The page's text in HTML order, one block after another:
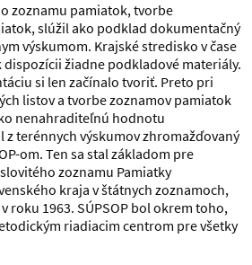
zoznamu pamiatok, tvorbe
slúžil ako podklad dokumentačný
výskumom. Krajské stredisko v čase
žiadne podkladové materiály.
si len začínalo tvoriť. Preto pri
listov a tvorbe zoznamov pamiatok
nenahraditeľnú hodnotu
terénnych výskumov zhromažďovaný
om. Ten sa stal základom pre
zoznamu Pamiatky
kraja v štátnych zoznamoch,
roku 1963. SÚPSOP bol okrem toho,
riadiacim centrom pre všetky